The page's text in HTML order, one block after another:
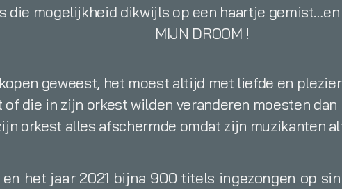
die mogelijkheid dikwijls op een haartje
MIJN DROOM !
geweest, het moest altijd met liefde en
die in zijn orkest wilden veranderen moesten dan
orkest alles afschermde omdat zijn muzikanten
het jaar 2021 bijna 900 titels ingezongen op